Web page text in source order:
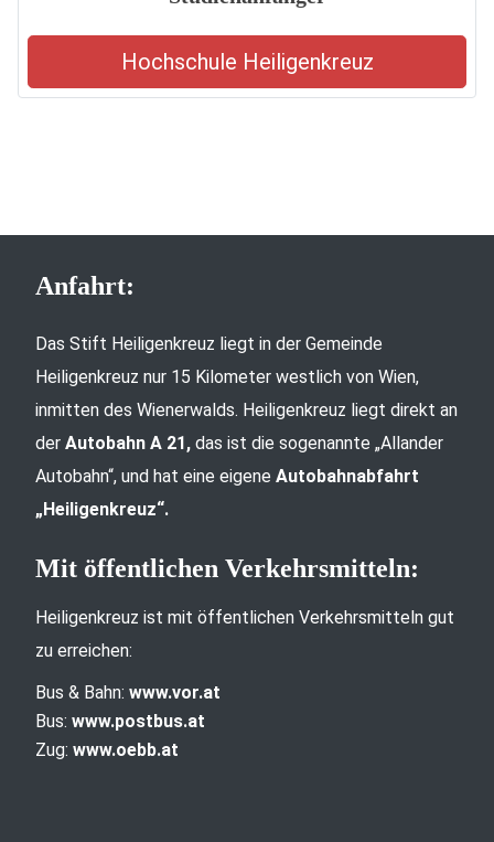
Hochschule Heiligenkreuz
Anfahrt:
Das Stift Heiligenkreuz liegt in der Gemeinde
Heiligenkreuz nur 15 Kilometer westlich von Wien,
inmitten des Wienerwalds. Heiligenkreuz liegt direkt an
der Autobahn A 21, das ist die sogenannte „Allander
Autobahn“, und hat eine eigene Autobahnabfahrt
„Heiligenkreuz“.
Mit öffentlichen Verkehrsmitteln:
Heiligenkreuz ist mit öffentlichen Verkehrsmitteln gut
zu erreichen:
Bus & Bahn: www.vor.at
Bus: www.postbus.at
Zug: www.oebb.at